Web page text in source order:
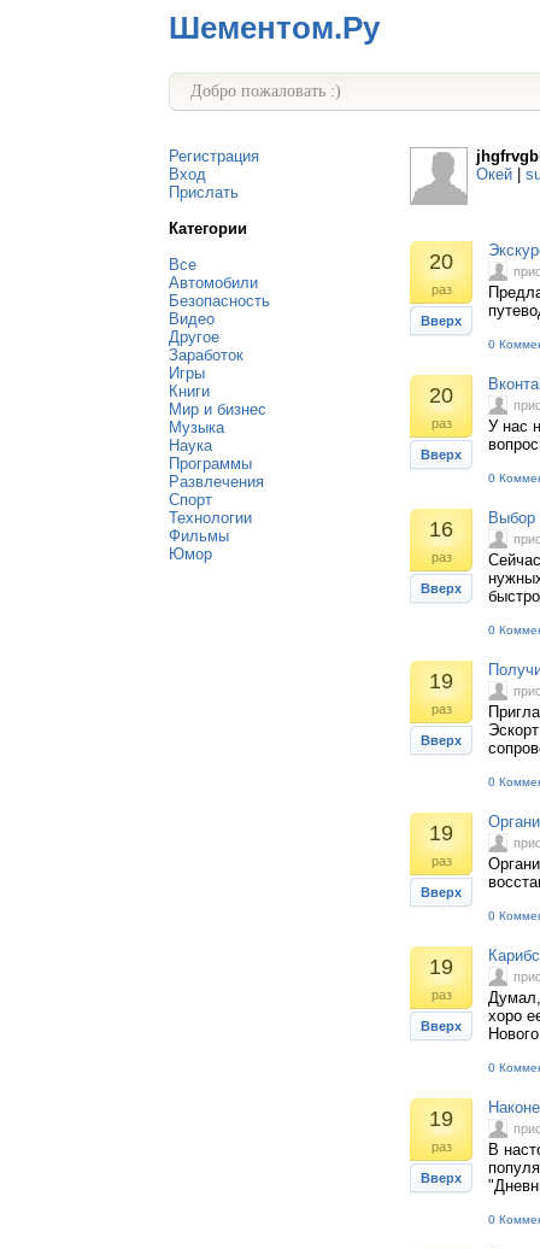
Шементом.Ру
Добро пожаловать :)
Регистрация
Вход
Прислать
Категории
Все
Автомобили
Безопасность
Видео
Другое
Заработок
Игры
Книги
Мир и бизнес
Музыка
Наука
Программы
Развлечения
Спорт
Технологии
Фильмы
Юмор
Окей
20
раз
Вверх
0
20
раз
Вверх
У нас
0
16
раз
Вверх
Выбор
0
19
раз
Вверх
0
19
раз
Вверх
0
19
раз
Вверх
Думал,
хоро
0
19
раз
Вверх
В
0